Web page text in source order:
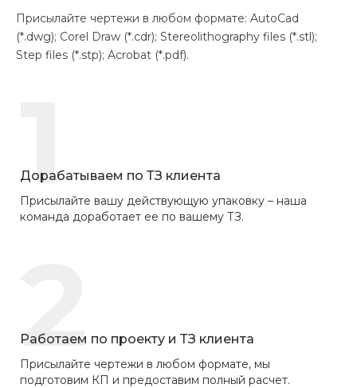
Присылайте чертежи в любом формате: AutoCad
(*.dwg); Corel Draw (*.cdr); Stereolithography files (*.stl);
Step files (*.stp); Acrobat (*.pdf).
1
Дорабатываем по ТЗ клиента
Присылайте вашу действующую упаковку – наша
команда доработает ее по вашему ТЗ.
2
Работаем по проекту и ТЗ клиента
Присылайте чертежи в любом формате, мы
подготовим КП и предоставим полный расчет.